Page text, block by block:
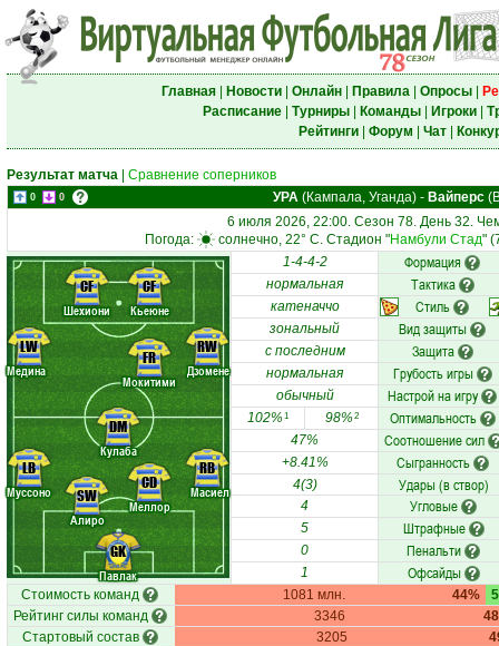
Главная| Новости| Онлайн| Правила| Опросы|
Расписание| Турниры| Команды| Игроки|
Рейтинги| Форум Чат|
Результат матча Сравнение соперников
0 0 УРА (Кампала, Уганда) - Вайперс
6 июля 2026, 22:00. Сезон 78. День 32.
Погода:
солнечно, 22° C. Стадион "Намбули Стад"
Павлак
Муссоно
Алиро
Меллор
Масиел
Медина
Кулаба
Мокитими
Дзомене
Шехиони Кьеюне
GK
LB
SW
CD
RB
LW
DM
FR
RW
CF CF
1-4-4-2 Формация
нормальная Тактика
катеначчо Стиль
зональный Вид защиты
с последним Защита
нормальная Грубость игры
обычный Настрой на игру
102%1 98%2 Оптимальность
47% Соотношение сил
+8.41% Сыгранность
4(3) Удары (в створ)
4 Угловые
5 Штрафные
0 Пенальти
1 Офсайды
Стоимость команд 1081 млн. 44%
Рейтинг силы команд
3346
Стартовый состав
3205